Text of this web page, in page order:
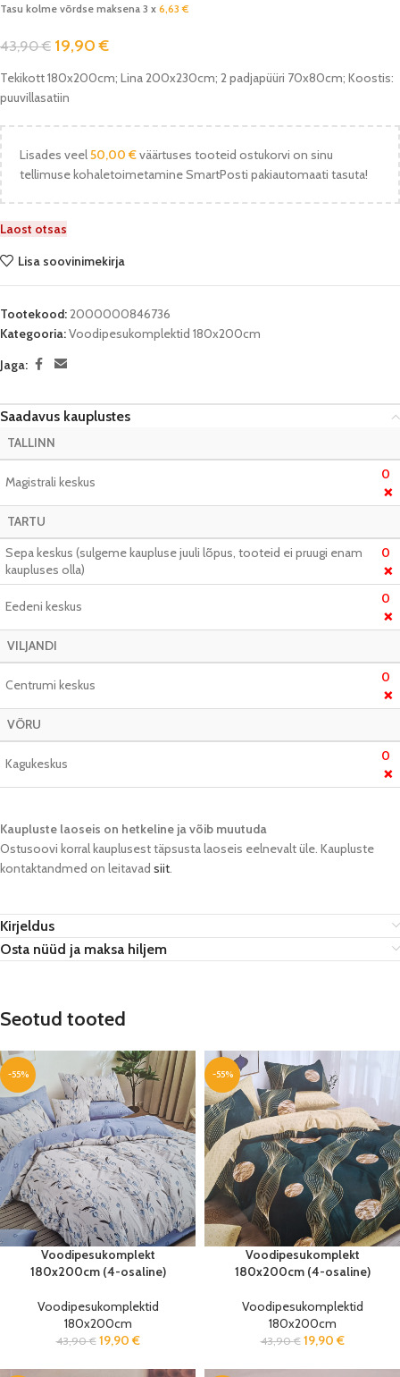
Tasu kolme võrdse maksena 3 x 6,63€
43,90€ 19,90€
Tekikott 180x200cm; Lina 200x230cm; 2 padjapüüri 70x80cm; Koostis:
puuvillasatiin
Lisades veel50,00 €väärtuses tooteid ostukorvi on sinu
tellimuse kohaletoimetamine SmartPosti pakiautomaati tasuta!
Laost otsas
Lisa soovinimekirja
Tootekood:2000000846736
Kategooria:Voodipesukomplektid 180x200cm
Jaga:
Saadavus kauplustes
TALLINN
Magistrali keskus 0
❌
TARTU
Sepa keskus (sulgeme kaupluse juuli lõpus, tooteid ei pruugi enam
kaupluses olla)
0
❌
Eedeni keskus 0
❌
VILJANDI
Centrumi keskus 0
❌
VÕRU
Kagukeskus 0
❌
Kaupluste laoseis on hetkeline ja võib muutuda​
Ostusoovi korral kauplusest täpsusta laoseis eelnevalt üle. Kaupluste
kontaktandmed on leitavad siit.
Kirjeldus
Osta nüüd ja maksa hiljem
Seotud tooted
-55%
Voodipesukomplekt
180x200cm (4-osaline)
Voodipesukomplektid
180x200cm
43,90€ 19,90 €
-55%
Voodipesukomplekt
180x200cm (4-osaline)
Voodipesukomplektid
180x200cm
43,90€ 19,90 €